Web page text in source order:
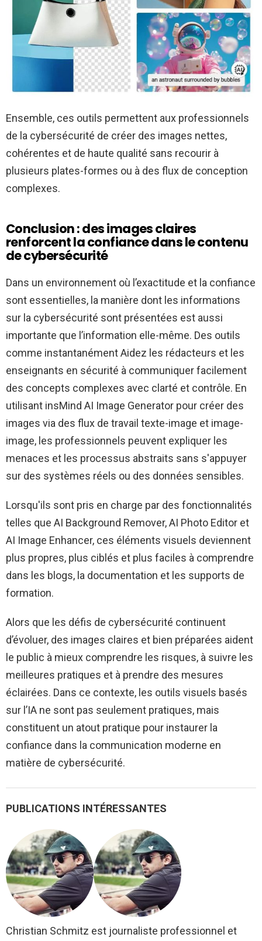
Ensemble, ces outils permettent aux professionnels
de la cybersécurité de créer des images nettes,
cohérentes et de haute qualité sans recourir à
plusieurs plates-formes ou à des flux de conception
complexes.
Conclusion : des images claires
renforcent la confiance dans le contenu
de cybersécurité
Dans un environnement où l’exactitude et la confiance
sont essentielles, la manière dont les informations
sur la cybersécurité sont présentées est aussi
importante que l’information elle-même. Des outils
comme instantanémentAidez les rédacteurs et les
enseignants en sécurité à communiquer facilement
des concepts complexes avec clarté et contrôle. En
utilisant insMind AI Image Generator pour créer des
images via des flux de travail texte-image et image-
image, les professionnels peuvent expliquer les
menaces et les processus abstraits sans s'appuyer
sur des systèmes réels ou des données sensibles.
Lorsqu'ils sont pris en charge par des fonctionnalités
telles que AI Background Remover, AI Photo Editor et
AI Image Enhancer, ces éléments visuels deviennent
plus propres, plus ciblés et plus faciles à comprendre
dans les blogs, la documentation et les supports de
formation.
Alors que les défis de cybersécurité continuent
d’évoluer, des images claires et bien préparées aident
le public à mieux comprendre les risques, à suivre les
meilleures pratiques et à prendre des mesures
éclairées. Dans ce contexte, les outils visuels basés
sur l’IA ne sont pas seulement pratiques, mais
constituent un atout pratique pour instaurer la
confiance dans la communication moderne en
matière de cybersécurité.
PUBLICATIONS INTÉRESSANTES
Christian Schmitz est journaliste professionnel et